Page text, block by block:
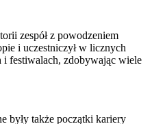
zespół z powodzeniem
i uczestniczył w licznych
i festiwalach, zdobywając wiele
były także początki kariery